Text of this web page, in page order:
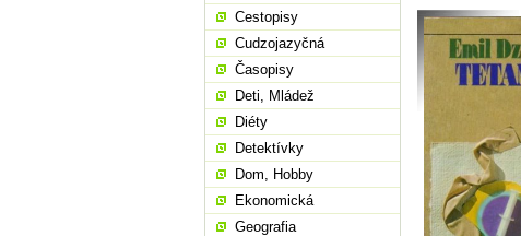
Cestopisy
Cudzojazyčná
Časopisy
Deti, Mládež
Diéty
Detektívky
Dom, Hobby
Ekonomická
Geografia